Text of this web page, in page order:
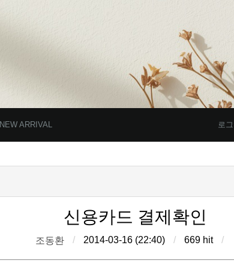
NEW ARRIVAL 로
신용카드 결제확인
조동환 / 2014-03-16 (22:40) / 669 hit /